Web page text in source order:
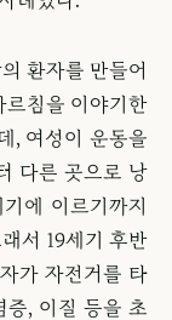
환자를 만들어
르침을 이야기한
, 여성이 운동을
다른 곳으로 낭
에 이르기까지
서 19세기 후반
가 자전거를 타
증, 이질 등을 초